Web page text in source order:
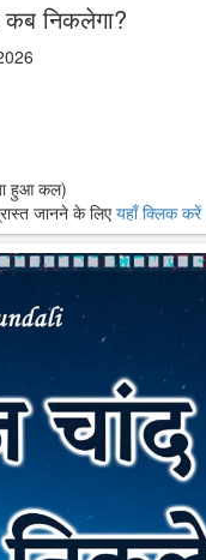
निकलेगा?
हुआ कल)
जानने के लिएयहाँ क्लिक